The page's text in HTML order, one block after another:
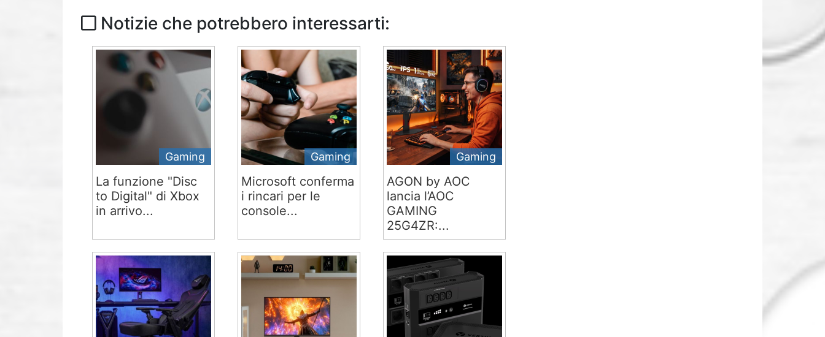
Notizie che potrebbero interessarti:
Gaming
La funzione "Disc
to Digital" di Xbox
in arrivo...
Gaming
Microsoft conferma
i rincari per le
console...
Gaming
AGON by AOC
lancia l’AOC
GAMING
25G4ZR:...